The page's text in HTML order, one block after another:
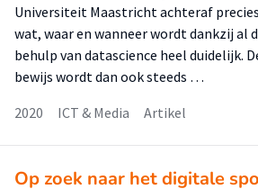
Universiteit Maastricht achteraf
wat, waar en wanneer wordt dankzij al
behulp van datascience heel duidelijk.
bewijs wordt dan ook steeds …
2020
ICT & Media Artikel
Op zoek naar het digitale